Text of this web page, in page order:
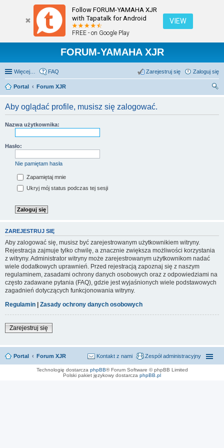
Follow FORUM-YAMAHA XJR
with Tapatalk for Android
FREE - on Google Play
VIEW
FORUM-YAMAHA XJR
Więcej… FAQ Zaloguj się
Zarejestruj się
Portal
Forum XJR
Aby oglądać profile, musisz się zalogować.
Nazwa użytkownika:
Hasło:
Nie pamiętam hasła
Zapamiętaj mnie
Ukryj mój status podczas tej sesji
ZAREJESTRUJ SIĘ
Aby zalogować się, musisz być zarejestrowanym użytkownikiem witryny.
Rejestracja zajmuje tylko chwilę, a znacznie zwiększa możliwości korzystania
z witryny. Administrator witryny może zarejestrowanym użytkownikom nadać
wiele dodatkowych uprawnień. Przed rejestracją zapoznaj się z naszym
regulaminem, zasadami ochrony danych osobowych oraz z odpowiedziami na
często zadawane pytania (FAQ), gdzie jest wyjaśnionych wiele podstawowych
zagadnień dotyczących funkcjonowania witryny.
Regulamin
Zasady ochrony danych osobowych
Zarejestruj się
Portal Forum XJR Zespół administracyjny
Kontakt z nami
Technologię dostarcza phpBB® Forum Software © phpBB Limited
Polski pakiet językowy dostarcza phpBB.pl